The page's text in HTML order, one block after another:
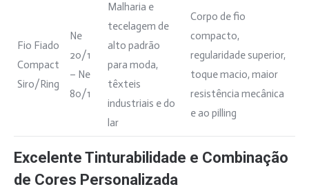
Fio Fiado
Compact
Siro/Ring
Ne
20/1
– Ne
80/1
Malharia e
tecelagem de
alto padrão
para moda,
têxteis
industriais e do
lar
Corpo de fio
compacto,
regularidade superior,
toque macio, maior
resistência mecânica
e ao pilling
Excelente Tinturabilidade e Combinação
de Cores Personalizada